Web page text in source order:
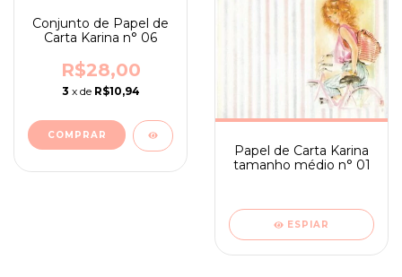
Conjunto de Papel de
Carta Karina n° 06
R$28,00
3 x de R$10,94
Papel de Carta Karina
tamanho médio n° 01
ESPIAR